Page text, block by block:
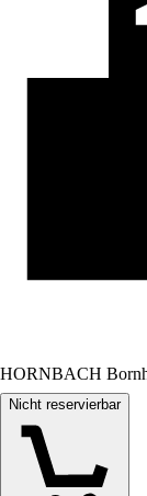
HORNBACH
Nicht reservierbar